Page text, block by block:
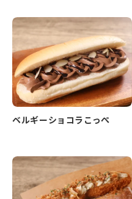
ベルギーショコラこっぺ